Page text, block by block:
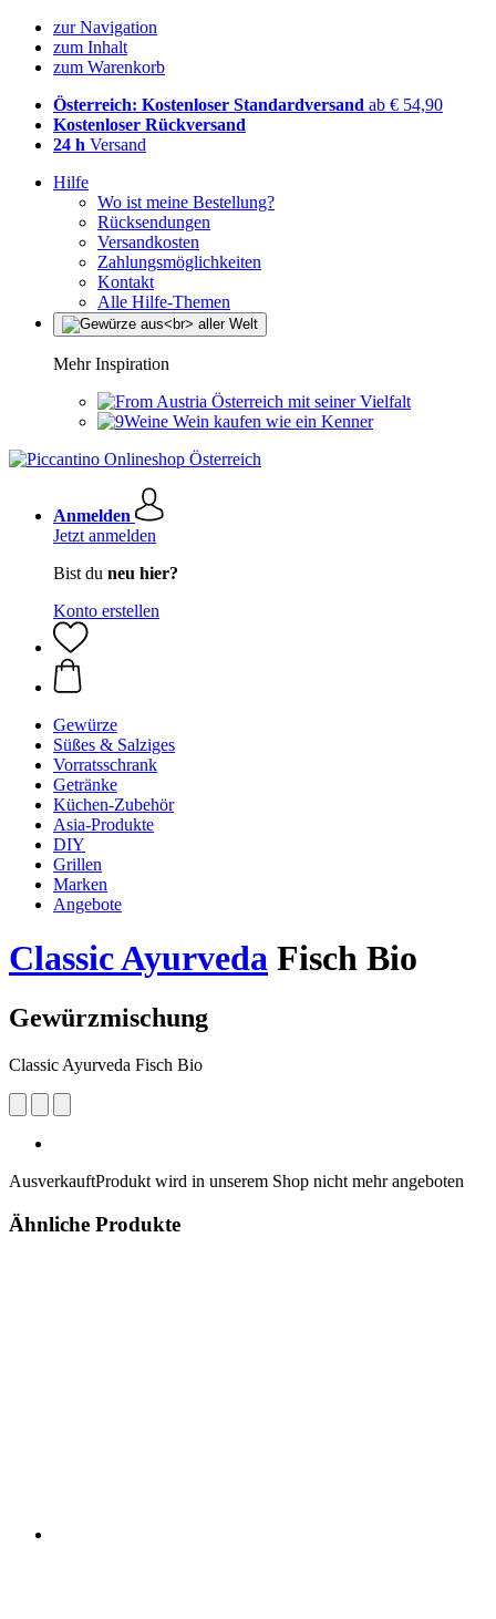
zur Navigation
zum Inhalt
zum Warenkorb
Österreich: Kostenloser Standardversand ab € 54,90
Kostenloser Rückversand
24 h Versand
Hilfe
Wo ist meine Bestellung?
Rücksendungen
Versandkosten
Zahlungsmöglichkeiten
Kontakt
Alle Hilfe-Themen
Mehr Inspiration
Österreich mit seiner Vielfalt
Wein kaufen wie ein Kenner
Anmelden
Jetzt anmelden
Bist du neu hier?
Konto erstellen
Gewürze
Süßes & Salziges
Vorratsschrank
Getränke
Küchen-Zubehör
Asia-Produkte
DIY
Grillen
Marken
Angebote
Classic Ayurveda Fisch Bio
Gewürzmischung
Classic Ayurveda Fisch Bio
AusverkauftProdukt wird in unserem Shop nicht mehr angeboten
Ähnliche Produkte